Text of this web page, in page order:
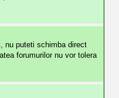
nu puteti schimba direct
forumurilor nu vor tolera